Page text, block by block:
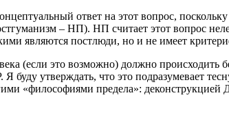
ответ на этот вопрос,
– НП). НП счи­та­ет этот вопрос
явля­ют­ся пост­лю­ди, но и не име­ет
(если это воз­мож­но) долж­но
буду утвер­ждать, что это под­ра­зу­ме­ва­ет
«фило­со­фи­я­ми пре­де­ла»: декон­струк­ци­ей